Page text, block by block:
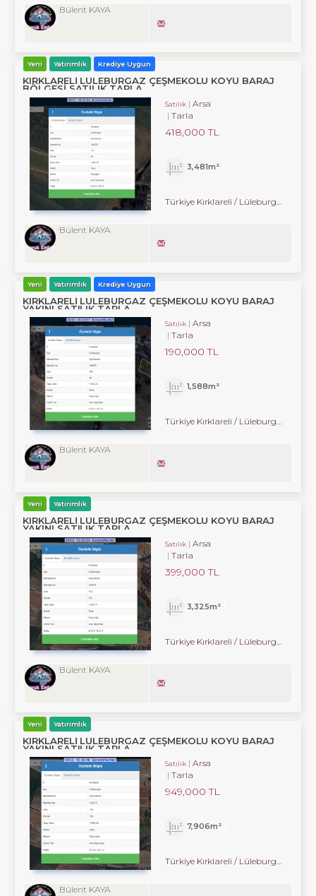
Bülent KAYA
Yeni Yatırımlık Krediye Uygun
KIRKLARELİ LÜLEBURGAZ ÇEŞMEKOLU KÖYÜ BARAJ
BÖLGESİ SATILIK TARLA.
Satılık
Arsa
Tarla
418,000 TL
3,481m²
Bülent KAYA
Yeni Yatırımlık Krediye Uygun
KIRKLARELİ LÜLEBURGAZ ÇEŞMEKOLU KÖYÜ BARAJ
YAKINI SATILIK TARLA
Satılık
Arsa
Tarla
190,000 TL
1,588m²
Türkiye Kırklareli / Lüleburgaz
Bülent KAYA
Yeni Yatırımlık
KIRKLARELİ LÜLEBURGAZ ÇEŞMEKOLU KÖYÜ BARAJ
YAKINI SATILIK TARLA
Satılık
Arsa
Tarla
399,000 TL
3,325m²
Bülent KAYA
Yeni Yatırımlık
KIRKLARELİ LÜLEBURGAZ ÇEŞMEKOLU KÖYÜ BARAJ
YAKINI SATILIK TARLA
Satılık
Arsa
Tarla
949,000 TL
7,906m²
Türkiye Kırklareli / Lüleburgaz
Bülent KAYA